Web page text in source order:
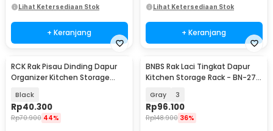
Lihat Ketersediaan Stok
+ Keranjang
Lihat Ketersediaan Stok
+ Keranjang
RCK Rak Pisau Dinding Dapur
Organizer Kitchen Storage
Black
Rp40.300
Rp70.900 44%
BNBS Rak Laci Tingkat Dapur
Kitchen Storage Rack - BN-2713
Gray 3
Rp96.100
Rp148.900 36%